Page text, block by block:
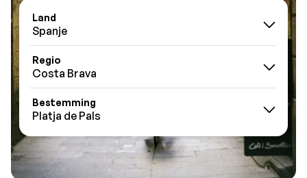
Land
Spanje
Regio
Costa Brava
Bestemming
Platja de Pals